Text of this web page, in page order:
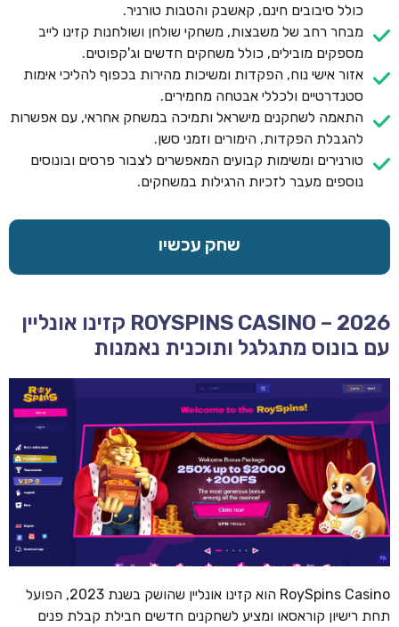
כולל סיבובים חינם, קאשבק והטבות טורניר.
מבחר רחב של משבצות, משחקי שולחן ושולחנות קזינו לייב
מספקים מובילים, כולל משחקים חדשים וג'קפוטים.
אזור אישי נוח, הפקדות ומשיכות מהירות בכפוף להליכי אימות
סטנדרטיים ולכללי אבטחה מחמירים.
התאמה לשחקנים מישראל ותמיכה במשחק אחראי, עם אפשרות
להגבלת הפקדות, הימורים וזמני סשן.
טורנירים ומשימות קבועים המאפשרים לצבור פרסים ובונוסים
נוספים מעבר לזכיות הרגילות במשחקים.
שחק עכשיו
ROYSPINS CASINO – 2026 קזינו אונליין
עם בונוס מתגלגל ותוכנית נאמנות
RoySpins Casino הוא קזינו אונליין שהושק בשנת 2023, הפועל
תחת רישיון קוראסאו ומציע לשחקנים חדשים חבילת קבלת פנים